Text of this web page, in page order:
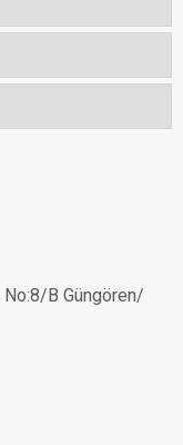
No:8/B Güngören/